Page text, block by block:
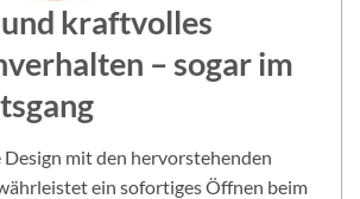
kraftvolles
– sogar im
mit den hervorstehenden
ein sofortiges Öffnen beim